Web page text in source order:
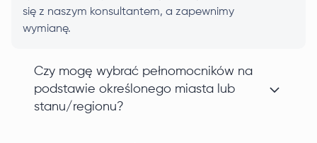
się z naszym konsultantem, a zapewnimy
wymianę.
Czy mogę wybrać pełnomocników na
podstawie określonego miasta lub
stanu/regionu?